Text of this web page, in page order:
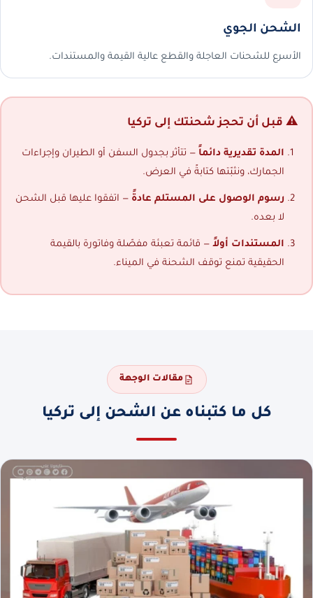
الشحن الجوي
الأسرع للشحنات العاجلة والقطع عالية القيمة والمستندات.
⚠️ قبل أن تحجز شحنتك إلى تركيا
المدة تقديرية دائماً — تتأثر بجدول السفن أو الطيران وإجراءات
الجمارك، ونثبّتها كتابةً في العرض.
رسوم الوصول على المستلم عادةً — اتفقوا عليها قبل الشحن
لا بعده.
المستندات أولاً — قائمة تعبئة مفصّلة وفاتورة بالقيمة
الحقيقية تمنع توقف الشحنة في الميناء.
مقالات الوجهة
كل ما كتبناه عن الشحن إلى تركيا